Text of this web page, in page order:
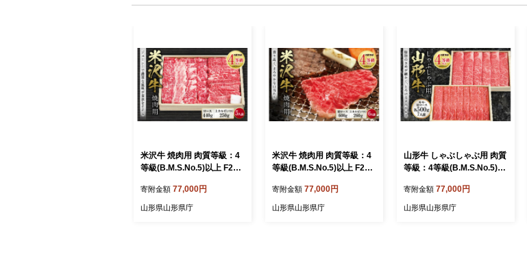
米沢牛 焼肉用 肉質等級：4
等級(B.M.S.No.5)以上 F2Y-
寄附金額 77,000円
山形県山形県庁
米沢牛 焼肉用 肉質等級：4
等級(B.M.S.No.5)以上 F2Y-
寄附金額 77,000円
山形県山形県庁
山形牛 しゃぶしゃぶ用 肉質
等級：4等級(B.M.S.No.5)以
寄附金額 77,000円
山形県山形県庁